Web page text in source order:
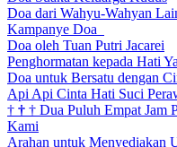
Doa dari Wahyu-Wahyan
Kampanye Doa
Doa oleh Tuan Putri Jacarei
Penghormatan kepada Hati
Doa untuk Bersatu dengan
Api Api Cinta Hati Suci
† † † Dua Puluh Empat Jam
Kami
Arahan untuk Menyediakan